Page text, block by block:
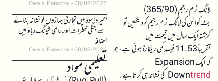
لانگ ٹرم رجیم (365/90)
بٹ کوائن کی لانگ ٹرم رجیم کو دیکھیں تو
گزشتہ ایک سال میں قیمت میں
تقریباً 11.53 فیصد کمی ریکارڈ ہوئی ہے، جو
کہ ایک Expansion
Downtrend
کی نشاندہی کرتا ہے۔
Owais Paracha 08/08/2026
بحیرہ اسود میں تجارتی جہازوں کو نشانہ بنانے
سے جنگی خطرات اور عالمی شپنگ دباؤ میں
اضافہ
Owais Paracha 08/08/2026
تعلیمی مواد